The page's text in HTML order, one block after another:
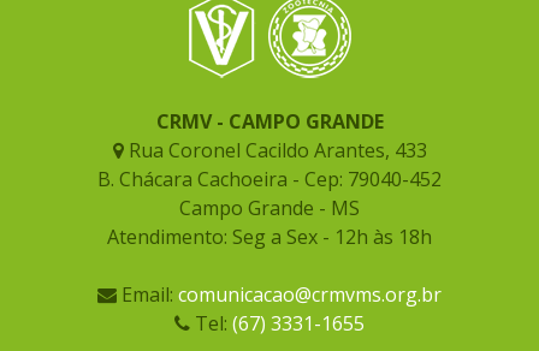
CRMV - CAMPO GRANDE
Rua Coronel Cacildo Arantes, 433
B. Chácara Cachoeira - Cep: 79040-452
Campo Grande - MS
Atendimento: Seg a Sex - 12h às 18h
Email: comunicacao@crmvms.org.br
Tel: (67) 3331-1655